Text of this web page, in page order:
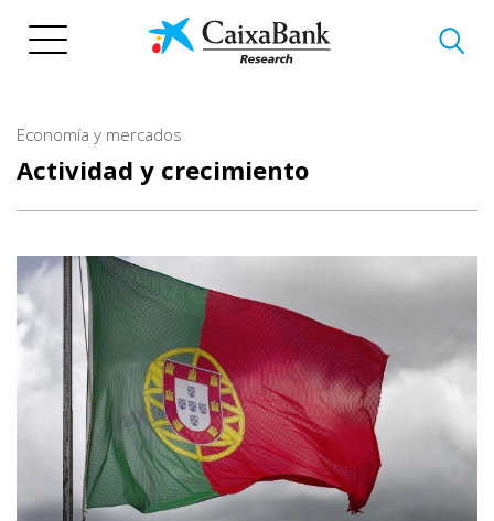
Economía y mercados
Actividad y crecimiento